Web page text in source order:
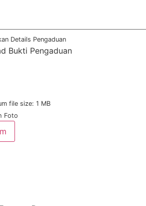
Details Pengaduan
Bukti Pengaduan
file size: 1 MB
Foto